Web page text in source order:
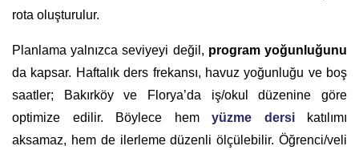
rota oluşturulur.
Planlama yalnızca seviyeyi değil, program yoğunluğunu
da kapsar. Haftalık ders frekansı, havuz yoğunluğu ve boş
saatler; Bakırköy ve Florya’da iş/okul düzenine göre
optimize edilir. Böylece hem yüzme dersikatılımı
aksamaz, hem de ilerleme düzenli ölçülebilir. Öğrenci/veli